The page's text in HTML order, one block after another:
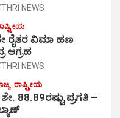
NEWS
ರೈತರ ವಿಮಾ ಹಣ
ಆಗ್ರಹ
NEWS
ರಾಷ್ಟ್ರೀಯ
88.89ರಷ್ಟು ಪ್ರಗತಿ –